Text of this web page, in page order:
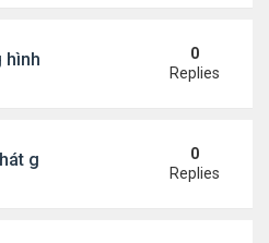
đáng sợ nhất thế giới
0
Replies
giác xưởng sản xuất giày
0
Replies